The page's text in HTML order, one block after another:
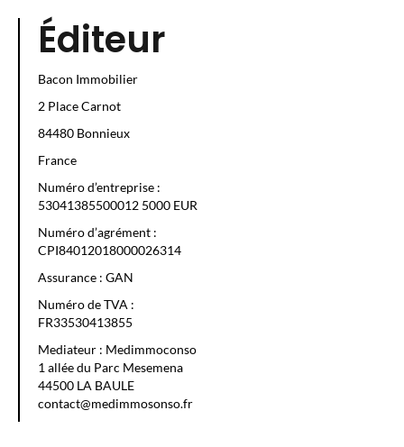
Éditeur
Bacon Immobilier
2 Place Carnot
84480 Bonnieux
France
Numéro d’entreprise :
53041385500012 5000 EUR
Numéro d’agrément :
CPI84012018000026314
Assurance : GAN
Numéro de TVA :
FR33530413855
Mediateur : Medimmoconso
1 allée du Parc Mesemena
44500 LA BAULE
contact@medimmosonso.fr